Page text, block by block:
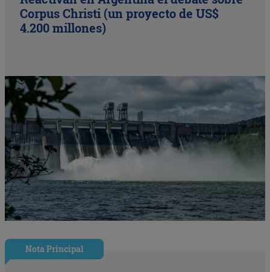
Corpus Christi (un proyecto de US$
4.200 millones)
Nota Principal